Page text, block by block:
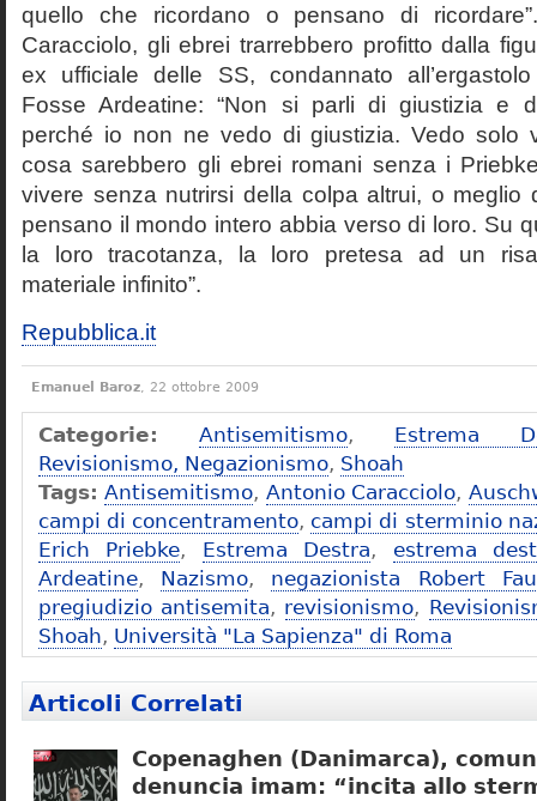
quello che ricordano o pensano di
Caracciolo, gli ebrei trarrebbero profitto dalla
ex ufficiale delle SS, condannato
Fosse Ardeatine: “Non si parli di giustizia e
perché io non ne vedo di giustizia. Vedo solo
cosa sarebbero gli ebrei romani senza i
vivere senza nutrirsi della colpa altrui, o meglio
pensano il mondo intero abbia verso di loro. Su
la loro tracotanza, la loro pretesa ad un
materiale infinito”.
Repubblica.it
Emanuel Baroz, 22 ottobre 2009
Categorie: Antisemitismo, Estrema
Revisionismo, Negazionismo, Shoah
Tags: Antisemitismo, Antonio Caracciolo,
campi di concentramento, campi di sterminio
Erich Priebke, Estrema Destra, estrema
Ardeatine, Nazismo, negazionista Robert
pregiudizio antisemita, revisionismo,
Shoah, Università "La Sapienza" di Roma
Articoli Correlati
Copenaghen (Danimarca),
denuncia imam: “incita allo